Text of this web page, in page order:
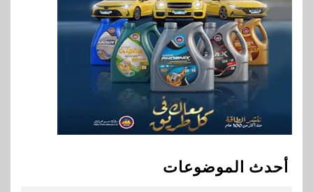
أحدث الموضوعات
9 اقتصاد
إي اف چي فاينانس تستعرض
خطط نمو «بلد» لتعزيز حضورها
في سوق تحويلات المصريين
بالخارج
بيان توضيحي صادر عن شركة
ناتجاس